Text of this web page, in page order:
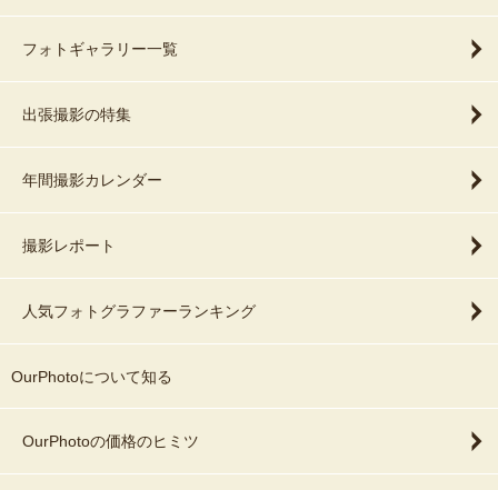
フォトギャラリー一覧
出張撮影の特集
年間撮影カレンダー
撮影レポート
人気フォトグラファーランキング
OurPhotoについて知る
OurPhotoの価格のヒミツ